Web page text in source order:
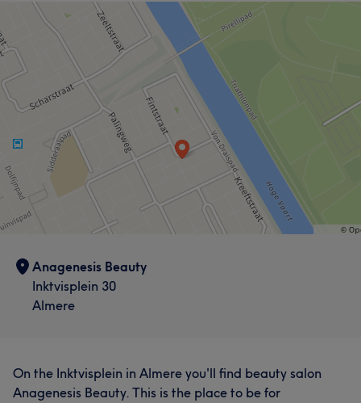
Anagenesis Beauty
Inktvisplein 30
Almere
On the Inktvisplein in Almere you'll find beauty salon
Anagenesis Beauty. This is the place to be for